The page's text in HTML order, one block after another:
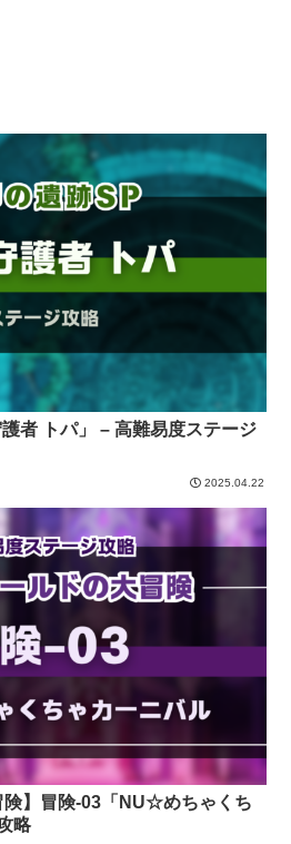
者 トパ」 – 高難易度ステージ
2025.04.22
険】冒険-03「NU☆めちゃくち
略